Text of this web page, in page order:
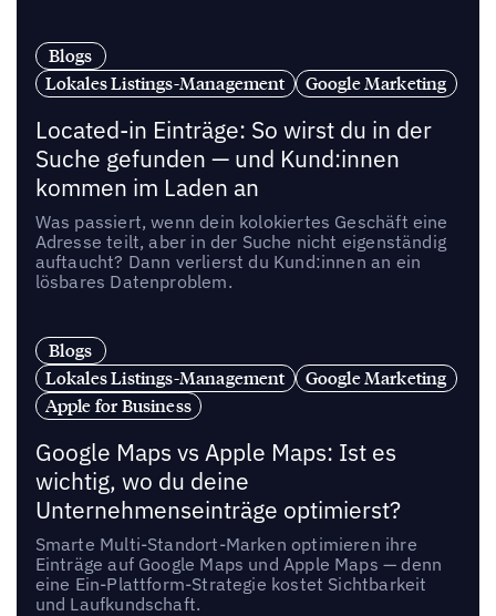
Blogs
Lokales Listings-Management
Google Marketing
Located-in Einträge: So wirst du in der
Suche gefunden — und Kund:innen
kommen im Laden an
Was passiert, wenn dein kolokiertes Geschäft eine
Adresse teilt, aber in der Suche nicht eigenständig
auftaucht? Dann verlierst du Kund:innen an ein
lösbares Datenproblem.
Blogs
Lokales Listings-Management
Google Marketing
Apple for Business
Google Maps vs Apple Maps: Ist es
wichtig, wo du deine
Unternehmenseinträge optimierst?
Smarte Multi-Standort-Marken optimieren ihre
Einträge auf Google Maps und Apple Maps — denn
eine Ein-Plattform-Strategie kostet Sichtbarkeit
und Laufkundschaft.